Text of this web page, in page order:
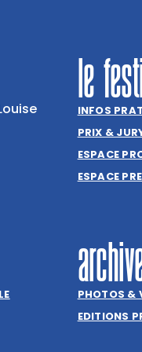
le
INFOS
PRIX &
ESPACE
ESPACE
PHOTOS &
EDITIONS